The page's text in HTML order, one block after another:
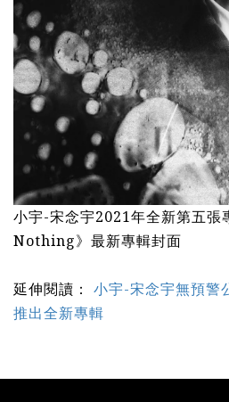
小宇-宋念宇2021年全新第五張
Nothing》最新專輯封面
延伸閱讀： 小宇-宋念宇無預警
推出全新專輯